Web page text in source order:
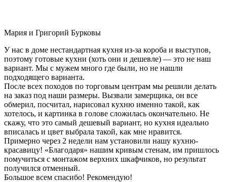
Мария и Григорий Бурковы
У нас в доме нестандартная кухня из-за короба и выступов,
поэтому готовые кухни (хоть они и дешевле) — это не наш
вариант. Мы с мужем много где были, но не нашли
подходящего варианта.
После всех походов по торговым центрам мы решили делать
на заказ под наши размеры. Вызвали замерщика, он все
обмерил, посчитал, нарисовал кухню именно такой, как
хотелось, и картинка в голове сложилась окончательно. Не
скажу, что это самый дешевый вариант, но кухня идеально
вписалась и цвет выбрала такой, как мне нравится.
Примерно через 2 недели нам установили нашу кухню-
красавицу! «Благодаря» нашим кривым стенам, им пришлось
помучиться с монтажом верхних шкафчиков, но результат
получился отменный.
Большое всем спасибо! Рекомендую!